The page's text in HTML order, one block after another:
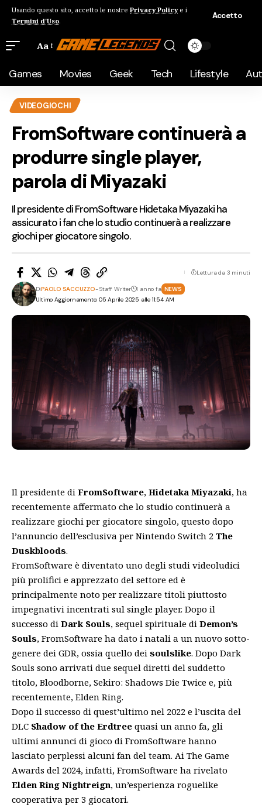
Usando questo sito, accetto le nostre Privacy Policye i
Termini d'Uso.
Accetto
Aa
Games Movies Geek Tech Lifestyle
VIDEOGIOCHI
FromSoftware continuerà a
produrre single player,
parola di Miyazaki
Il presidente di FromSoftware Hidetaka Miyazaki ha
assicurato i fan che lo studio continuerà a realizzare
giochi per giocatore singolo.
Ultimo Aggiornamento: 05 Aprile 2025 alle 11:54 AM
DiPAOLO SACCUZZO- Staff Writer 1 anno fa NEWS
Lettura da 3 minuti
Il presidente di FromSoftware, Hidetaka Miyazaki, ha
recentemente affermato che lo studio continuerà a
realizzare giochi per giocatore singolo, questo dopo
l’annuncio dell’esclusiva per Nintendo Switch 2 The
Duskbloods.
FromSoftware è diventato uno degli studi videoludici
più prolifici e apprezzato del settore ed è
principalmente noto per realizzare titoli piuttosto
impegnativi incentrati sul single player. Dopo il
successo di Dark Souls, sequel spirituale di Demon’s
Souls, FromSoftware ha dato i natali a un nuovo sotto-
genere dei GDR, ossia quello dei soulslike. Dopo Dark
Souls sono arrivati due sequel diretti del suddetto
titolo, Bloodborne, Sekiro: Shadows Die Twice e, più
recentemente, Elden Ring.
Dopo il successo di quest’ultimo nel 2022 e l’uscita del
DLC Shadow of the Erdtree quasi un anno fa, gli
ultimi annunci di gioco di FromSoftware hanno
lasciato perplessi alcuni fan del team. Ai The Game
Awards del 2024, infatti, FromSoftware ha rivelato
Elden Ring Nightreign, un’esperienza roguelike
cooperativa per 3 giocatori.